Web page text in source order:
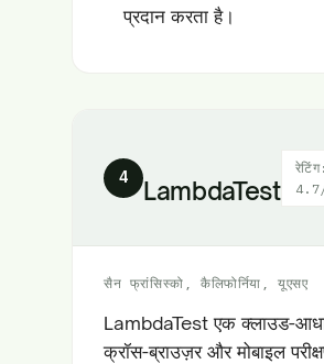
प्रदान करता है।
4 LambdaTest
रेटिंग:
सैन फ्रांसिस्को, कैलिफोर्निया, यूएसए
LambdaTest एक क्लाउड-
क्रॉस-ब्राउज़र और मोबाइल